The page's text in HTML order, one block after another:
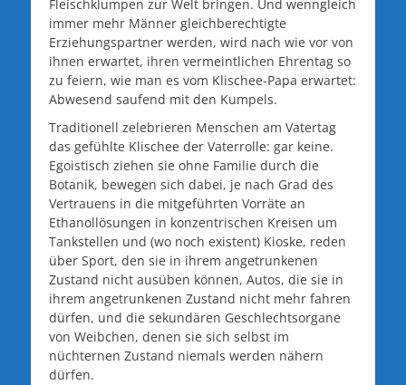
Fleischklumpen zur Welt bringen. Und wenngleich
immer mehr Männer gleichberechtigte
Erziehungspartner werden, wird nach wie vor von
ihnen erwartet, ihren vermeintlichen Ehrentag so
zu feiern, wie man es vom Klischee-Papa erwartet:
Abwesend saufend mit den Kumpels.
Traditionell zelebrieren Menschen am Vatertag
das gefühlte Klischee der Vaterrolle: gar keine.
Egoistisch ziehen sie ohne Familie durch die
Botanik, bewegen sich dabei, je nach Grad des
Vertrauens in die mitgeführten Vorräte an
Ethanollösungen in konzentrischen Kreisen um
Tankstellen und (wo noch existent) Kioske, reden
über Sport, den sie in ihrem angetrunkenen
Zustand nicht ausüben können, Autos, die sie in
ihrem angetrunkenen Zustand nicht mehr fahren
dürfen, und die sekundären Geschlechtsorgane
von Weibchen, denen sie sich selbst im
nüchternen Zustand niemals werden nähern
dürfen.